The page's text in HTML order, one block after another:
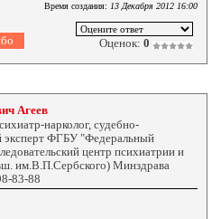
Время создания: 13 Декабря 2012 16:00
Оценок: 0
Агеев
нарколог, судебно-
эксперт ФГБУ "Федеральный
центр психиатрии и
им.В.П.Сербского) Минздрава
83-88